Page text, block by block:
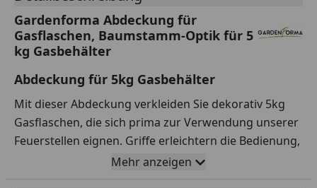
Gardenforma Abdeckung für
Gasflaschen, Baumstamm-Optik für 5
kg Gasbehälter
Abdeckung für 5kg Gasbehälter
Mit dieser Abdeckung verkleiden Sie dekorativ 5kg
Gasflaschen, die sich prima zur Verwendung unserer
Feuerstellen eignen. Griffe erleichtern die Bedienung,
sodass die Flasche schnell gewechselt, verschlossen
oder gewartet werden kann.
Mehr anzeigen